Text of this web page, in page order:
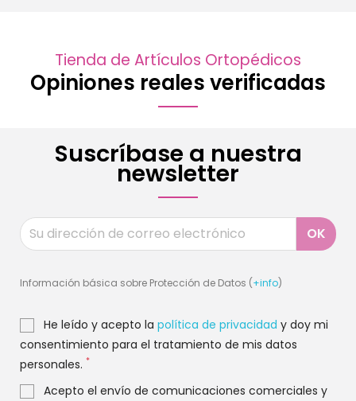
Tienda de Artículos Ortopédicos
Opiniones reales verificadas
Suscríbase a nuestra
newsletter
Información básica sobre Protección de Datos (+info)
He leído y acepto la política de privacidad y doy mi
consentimiento para el tratamiento de mis datos
personales. *
Acepto el envío de comunicaciones comerciales y